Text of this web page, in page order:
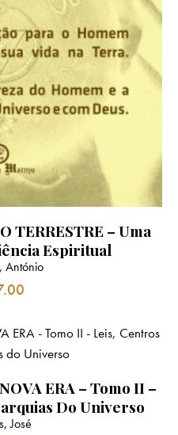
TERRESTRE – Uma
Espiritual
António
ERA – Tomo II –
Do Universo
José